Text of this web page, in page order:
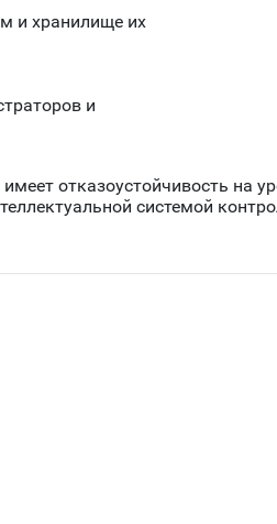
и хранилище их
и
отказоустойчивость на
системой